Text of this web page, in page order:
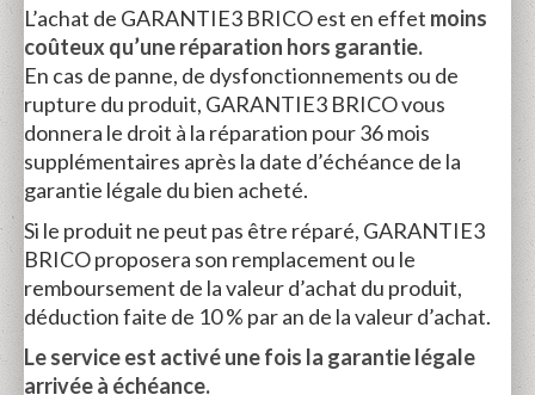
L’achat de GARANTIE3 BRICO est en effet moins
coûteux qu’une réparation hors garantie.
En cas de panne, de dysfonctionnements ou de
rupture du produit, GARANTIE3 BRICO vous
donnera le droit à la réparation pour 36 mois
supplémentaires après la date d’échéance de la
garantie légale du bien acheté.
Si le produit ne peut pas être réparé, GARANTIE3
BRICO proposera son remplacement ou le
remboursement de la valeur d’achat du produit,
déduction faite de 10 % par an de la valeur d’achat.
Le service est activé une fois la garantie légale
arrivée à échéance.